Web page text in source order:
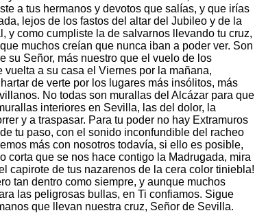
a tus hermanos y devotos que salías, y que irías
lejos de los fastos del altar del Jubileo y de la
y como cumpliste la de salvarnos llevando tu cruz,
muchos creían que nunca iban a poder ver. Son
su Señor, más nuestro que el vuelo de los
a su casa el Viernes por la mañana,
de verte por los lugares más insólitos, más
No todas son murallas del Alcázar para que
interiores en Sevilla, las del dolor, la
y a traspasar. Para tu poder no hay Extramuros
tu paso, con el sonido inconfundible del racheo
más con nosotros todavía, si ello es posible,
corta que se nos hace contigo la Madrugada, mira
capirote de tus nazarenos de la cera color tiniebla!
tan dentro como siempre, y aunque muchos
las peligrosas bullas, en Ti confiamos. Sigue
que llevan nuestra cruz, Señor de Sevilla.